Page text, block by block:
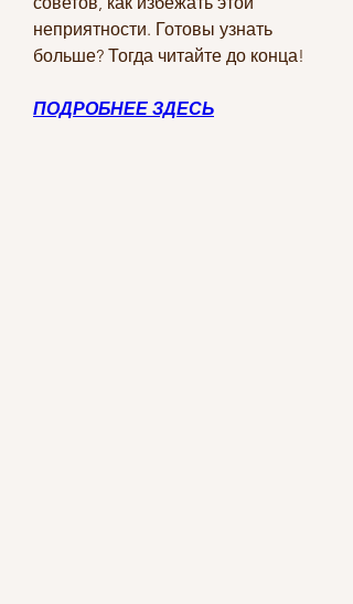
неприятности. Готовы узнать
больше? Тогда читайте до конца!
ПОДРОБНЕЕ ЗДЕСЬ